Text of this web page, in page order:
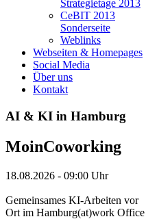
Strategietage 2013
CeBIT 2013
Sonderseite
Weblinks
Webseiten & Homepages
Social Media
Über uns
Kontakt
AI & KI in Hamburg
MoinCoworking
18.08.2026 - 09:00 Uhr
Gemeinsames KI-Arbeiten vor
Ort im Hamburg(at)work Office